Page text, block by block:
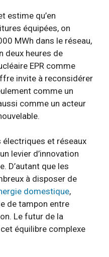
estime qu’en
équipées, on
MWh dans le réseau,
deux heures de
EPR comme
invite à reconsidérer
comme un
comme un acteur
électriques et réseaux
levier d’innovation
D’autant que les
à disposer de
domestique,
de tampon entre
Le futur de la
équilibre complexe